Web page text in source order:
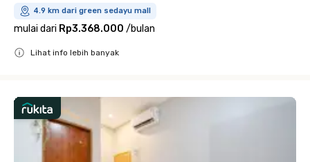
4.9 km dari green sedayu mall
mulai dari Rp3.368.000 /bulan
Lihat info lebih banyak